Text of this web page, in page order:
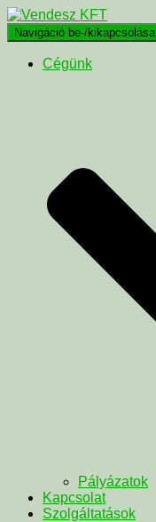
Navigáció be-/kikapcsolása
Cégünk
Pályázatok
Kapcsolat
Szolgáltatások